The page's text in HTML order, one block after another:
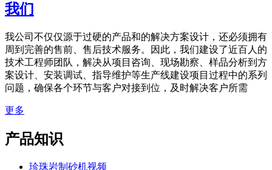
我们
我公司不仅仅源于过硬的产品和的解决方案设计，还必须拥有
周到完善的售前、售后技术服务。因此，我们建设了近百人的
技术工程师团队，解决从项目咨询、现场勘察、样品分析到方
案设计、安装调试、指导维护等生产线建设项目过程中的系列
问题，确保各个环节与客户对接到位，及时解决客户所需
更多
产品知识
珍珠岩制砂机视频